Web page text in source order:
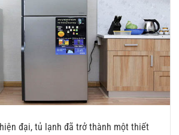
đại, tủ lạnh đã trở thành một thiết